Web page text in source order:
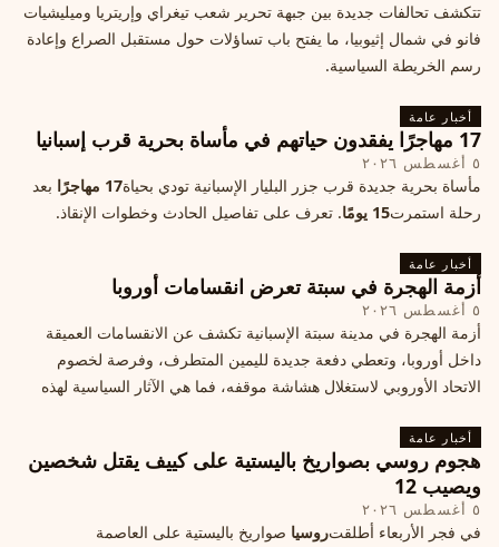
تتكشف تحالفات جديدة بين جبهة تحرير شعب تيغراي وإريتريا وميليشيات
فانو في شمال إثيوبيا، ما يفتح باب تساؤلات حول مستقبل الصراع وإعادة
رسم الخريطة السياسية.
أخبار عامة
17 مهاجرًا يفقدون حياتهم في مأساة بحرية قرب إسبانيا
٥ أغسطس ٢٠٢٦
مأساة بحرية جديدة قرب جزر البليار الإسبانية تودي بحياة17 مهاجرًا
بعد
رحلة استمرت15 يومًا . تعرف على تفاصيل الحادث وخطوات الإنقاذ.
أخبار عامة
أزمة الهجرة في سبتة تعرض انقسامات أوروبا
٥ أغسطس ٢٠٢٦
أزمة الهجرة في مدينة سبتة الإسبانية تكشف عن الانقسامات العميقة
داخل أوروبا، وتعطي دفعة جديدة لليمين المتطرف، وفرصة لخصوم
الاتحاد الأوروبي لاستغلال هشاشة موقفه، فما هي الآثار السياسية لهذه
أخبار عامة
هجوم روسي بصواريخ باليستية على كييف يقتل شخصين
ويصيب 12
٥ أغسطس ٢٠٢٦
في فجر الأربعاء أطلقتروسيا صواريخ باليستية على العاصمة